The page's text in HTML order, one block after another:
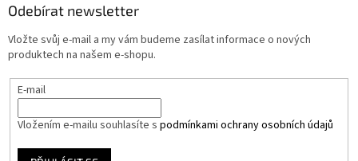
Odebírat newsletter
Vložte svůj e-mail a my vám budeme zasílat informace o nových
produktech na našem e-shopu.
E-mail
Vložením e-mailu souhlasíte s podmínkami ochrany osobních údajů